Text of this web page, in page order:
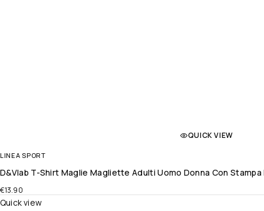
QUICK VIEW
LINEA SPORT
D&Vlab T-Shirt Maglie Magliette Adulti Uomo Donna Con
€13.90
Quick view